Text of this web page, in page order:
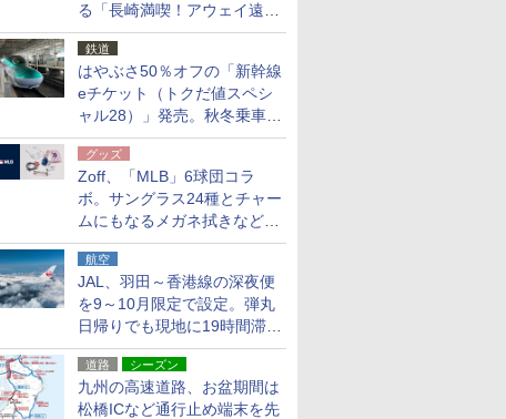
る「長崎満喫！アウェイ遠征
応援キャンペーン」
鉄道
はやぶさ50％オフの「新幹線
eチケット（トクだ値スペシ
ャル28）」発売。秋冬乗車
分、えきねっと限定
グッズ
Zoff、「MLB」6球団コラ
ボ。サングラス24種とチャー
ムにもなるメガネ拭きなど雑
貨24種
航空
JAL、羽田～香港線の深夜便
を9～10月限定で設定。弾丸
日帰りでも現地に19時間滞在
できる
道路 シーズン
九州の高速道路、お盆期間は
松橋ICなど通行止め端末を先